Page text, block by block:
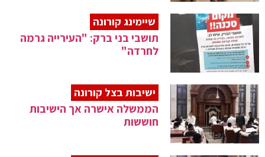
שיימינג קורונה
תושבי בני ברק: "העירייה גרמה
לחרדה"
ישיבות בצל קורונה
הממשלה אישרה אך הישיבות
חוששות